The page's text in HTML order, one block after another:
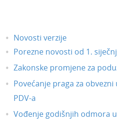
Novosti verzije
Porezne novosti od 1.
Zakonske promjene za
Povećanje praga za obvezni
PDV-a
Vođenje godišnjih odmora